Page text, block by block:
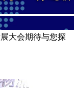
大会期待与您探